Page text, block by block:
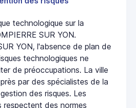
technologique sur la
SUR YON.
YON, l'absence de plan de
technologiques ne
de préoccupations. La ville
par des spécialistes de la
des risques. Les
respectent des normes